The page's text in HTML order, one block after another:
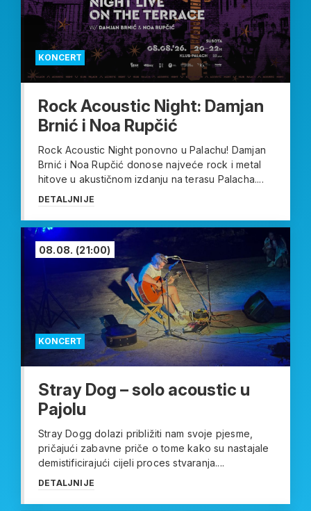
KONCERT
Rock Acoustic Night: Damjan
Brnić i Noa Rupčić
Rock Acoustic Night ponovno u Palachu! Damjan
Brnić i Noa Rupčić donose najveće rock i metal
hitove u akustičnom izdanju na terasu Palacha....
DETALJNIJE
KONCERT
08.08. (21:00)
Stray Dog – solo acoustic u
Pajolu
Stray Dogg dolazi približiti nam svoje pjesme,
pričajući zabavne priče o tome kako su nastajale
demistificirajući cijeli proces stvaranja....
DETALJNIJE